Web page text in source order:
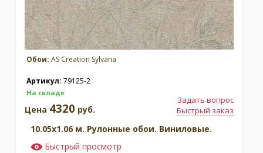
Обои: AS Creation Sylvana
Артикул: 79125-2
На складе
Задать вопрос
Быстрый заказ
Цена 4320 руб.
10.05x1.06 м. Рулонные обои. Виниловые.
Быстрый просмотр